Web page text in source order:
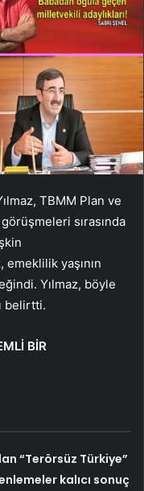
TBMM Plan ve
sırasında
yaşının
Yılmaz, böyle
belirtti.
BİR
“Terörsüz Türkiye”
kalıcı sonuç